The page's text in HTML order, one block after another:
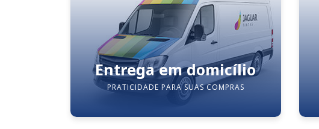
Entrega em domicílio
PRATICIDADE PARA SUAS COMPRAS